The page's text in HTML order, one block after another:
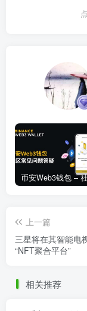
上一篇
三星将在其智能电
“NFT聚合平台”
相关推荐